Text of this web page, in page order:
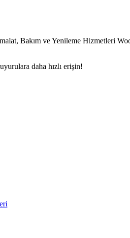
Bakım ve Yenileme Hizmetleri
daha hızlı erişin!